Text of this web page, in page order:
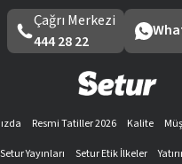
Çağrı Merkezi
444 28 22
Resmi Tatiller 2026 Kalite
Setur Yayınları
Setur Etik İlkeler